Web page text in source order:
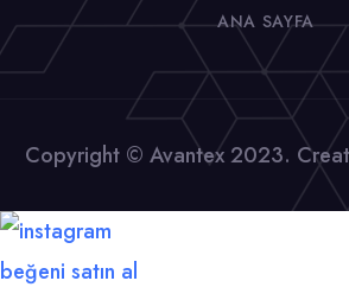
ANA SAYFA
Copyright © Avantex 2023.